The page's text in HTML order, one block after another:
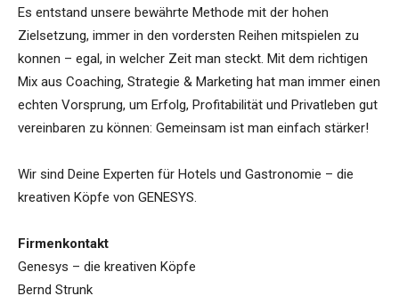
Es entstand unsere bewährte Methode mit der hohen
Zielsetzung, immer in den vordersten Reihen mitspielen zu
konnen – egal, in welcher Zeit man steckt. Mit dem richtigen
Mix aus Coaching, Strategie & Marketing hat man immer einen
echten Vorsprung, um Erfolg, Profitabilität und Privatleben gut
vereinbaren zu können: Gemeinsam ist man einfach stärker!
Wir sind Deine Experten für Hotels und Gastronomie – die
kreativen Köpfe von GENESYS.
Firmenkontakt
Genesys – die kreativen Köpfe
Bernd Strunk